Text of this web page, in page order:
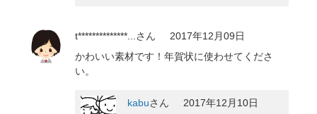
t**************...さん
2017年12月09日
かわいい素材です！年賀状に使わせてくださ
い。
kabuさん
2017年12月10日